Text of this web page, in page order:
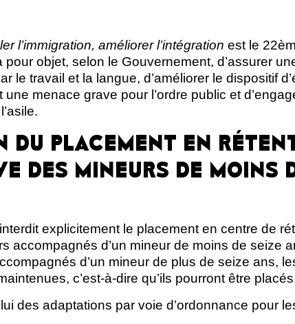
l’immigration, améliorer l’intégration est le
pour objet, selon le Gouvernement, d’assurer
le travail et la langue, d’améliorer le dispositif
menace grave pour l’ordre public et
DU PLACEMENT EN
DES MINEURS DE MOINS
explicitement le placement en centre de
accompagnés d’un mineur de moins de seize
d’un mineur de plus de seize ans,
c’est-à-dire qu’ils pourront être
des adaptations par voie d’ordonnance pour